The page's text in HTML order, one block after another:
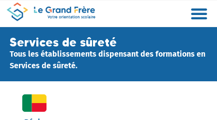
Services de sûreté
Tous les établissements dispensant des formations en
Services de sûreté.